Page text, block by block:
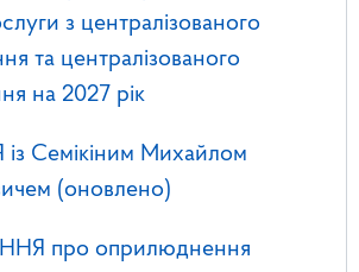
з централізованого
та централізованого
на 2027 рік
Семікіним Михайлом
(оновлено)
про оприлюднення